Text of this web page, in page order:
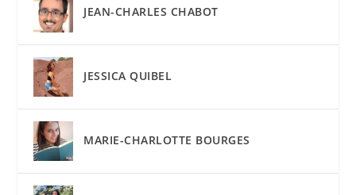
JEAN-CHARLES CHABOT
JESSICA QUIBEL
MARIE-CHARLOTTE BOURGES